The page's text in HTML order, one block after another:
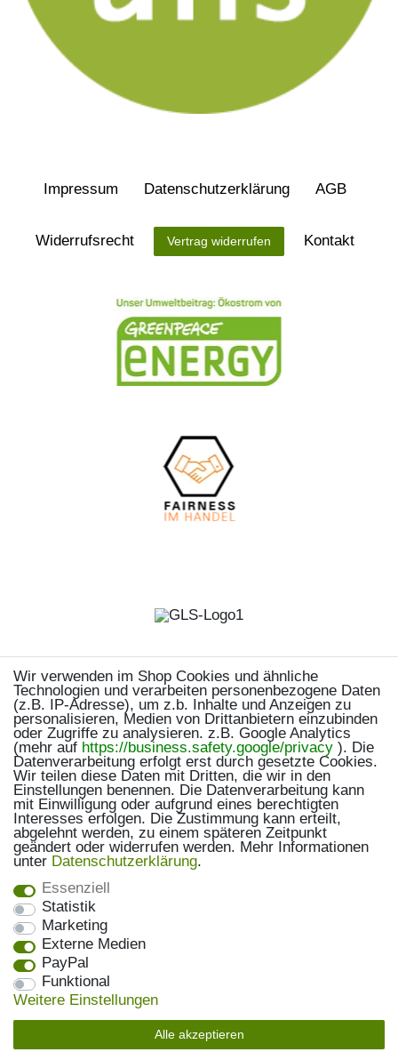
Impressum Daten­schutz­erklärung AGB
Widerrufs­recht Vertrag widerrufen Kontakt
Wir verwenden im Shop Cookies und ähnliche
Technologien und verarbeiten personenbezogene Daten
(z.B. IP-Adresse), um z.b. Inhalte und Anzeigen zu
personalisieren, Medien von Drittanbietern einzubinden
oder Zugriffe zu analysieren. z.B. Google Analytics
(mehr auf https://business.safety.google/privacy ). Die
Datenverarbeitung erfolgt erst durch gesetzte Cookies.
Wir teilen diese Daten mit Dritten, die wir in den
Einstellungen benennen. Die Datenverarbeitung kann
mit Einwilligung oder aufgrund eines berechtigten
Interesses erfolgen. Die Zustimmung kann erteilt,
abgelehnt werden, zu einem späteren Zeitpunkt
geändert oder widerrufen werden. Mehr Informationen
unter Daten­schutz­erklärung.
Essenziell
Statistik
Marketing
Externe Medien
PayPal
Funktional
Weitere Einstellungen
Alle akzeptieren